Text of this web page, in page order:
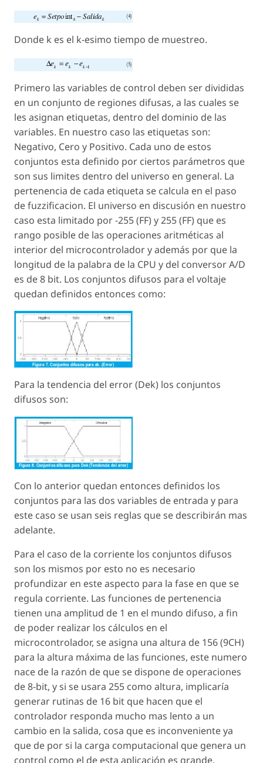
Donde k es el k-esimo tiempo de muestreo.
Primero las variables de control deben ser divididas
en un conjunto de regiones difusas, a las cuales se
les asignan etiquetas, dentro del dominio de las
variables. En nuestro caso las etiquetas son:
Negativo, Cero y Positivo. Cada uno de estos
conjuntos esta definido por ciertos parámetros que
son sus limites dentro del universo en general. La
pertenencia de cada etiqueta se calcula en el paso
de fuzzificacion. El universo en discusión en nuestro
caso esta limitado por -255 (FF) y 255 (FF) que es
rango posible de las operaciones aritméticas al
interior del microcontrolador y además por que la
longitud de la palabra de la CPU y del conversor A/D
es de 8 bit. Los conjuntos difusos para el voltaje
quedan definidos entonces como:
Para la tendencia del error (Dek) los conjuntos
difusos son:
Con lo anterior quedan entonces definidos los
conjuntos para las dos variables de entrada y para
este caso se usan seis reglas que se describirán mas
adelante.
Para el caso de la corriente los conjuntos difusos
son los mismos por esto no es necesario
profundizar en este aspecto para la fase en que se
regula corriente. Las funciones de pertenencia
tienen una amplitud de 1 en el mundo difuso, a fin
de poder realizar los cálculos en el
microcontrolador, se asigna una altura de 156 (9CH)
para la altura máxima de las funciones, este numero
nace de la razón de que se dispone de operaciones
de 8-bit, y si se usara 255 como altura, implicaría
generar rutinas de 16 bit que hacen que el
controlador responda mucho mas lento a un
cambio en la salida, cosa que es inconveniente ya
que de por si la carga computacional que genera un
control como el de esta aplicación es grande.